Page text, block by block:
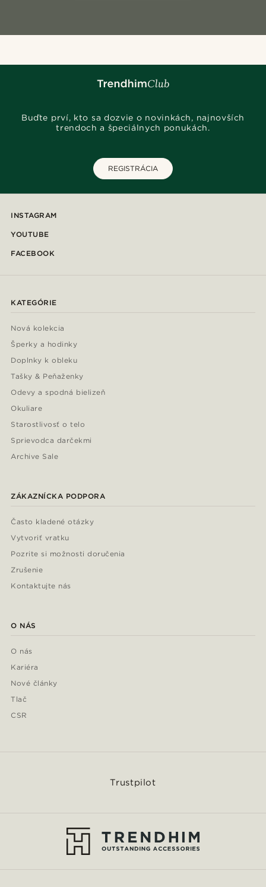
Buďte prví, kto sa dozvie o novinkách, najnovších
trendoch a špeciálnych ponukách.
REGISTRÁCIA
INSTAGRAM
YOUTUBE
FACEBOOK
KATEGÓRIE
Nová kolekcia
Šperky a hodinky
Doplnky k obleku
Tašky & Peňaženky
Odevy a spodná bielizeň
Okuliare
Starostlivosť o telo
Sprievodca darčekmi
Archive Sale
ZÁKAZNÍCKA PODPORA
Často kladené otázky
Vytvoriť vratku
Pozrite si možnosti doručenia
Zrušenie
Kontaktujte nás
O NÁS
O nás
Kariéra
Nové články
Tlač
CSR
Trustpilot